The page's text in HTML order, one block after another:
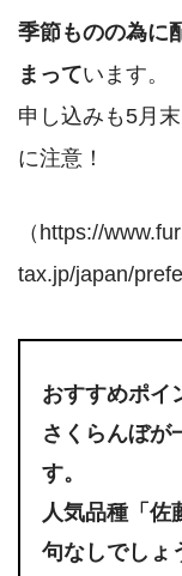
季節ものの為に
まっています。
申し込みも5月
に注意！
（https://
tax.jp/japan/
おすすめポイ
さくらんぼが
す。
人気品種「佐
句なしでしょ